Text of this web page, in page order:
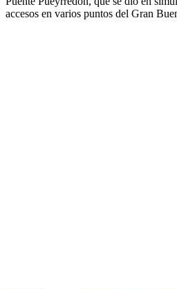
accesos en varios puntos del Gran